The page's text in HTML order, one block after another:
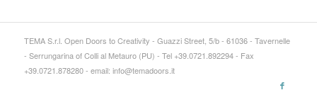
TEMA S.r.l. Open Doors to Creativity - Guazzi Street, 5/b - 61036 - Tavernelle
- Serrungarina of Colli al Metauro (PU) - Tel +39.0721.892294 - Fax
+39.0721.878280 - email: info@temadoors.it